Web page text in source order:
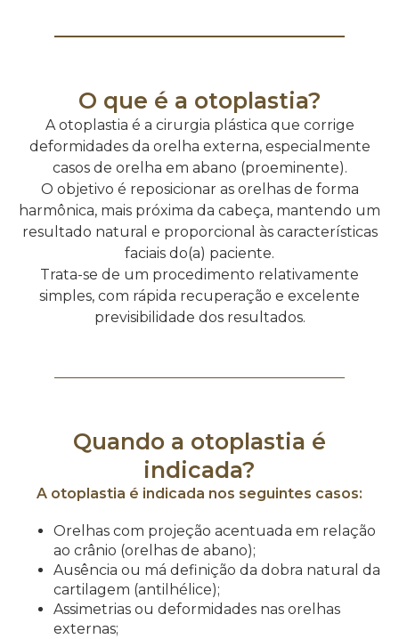
O que é a otoplastia?
A otoplastia é a cirurgia plástica que corrige
deformidades da orelha externa, especialmente
casos de orelha em abano (proeminente).
O objetivo é reposicionar as orelhas de forma
harmônica, mais próxima da cabeça, mantendo um
resultado natural e proporcional às características
faciais do(a) paciente.
Trata-se de um procedimento relativamente
simples, com rápida recuperação e excelente
previsibilidade dos resultados.
Quando a otoplastia é
indicada?
A otoplastia é indicada nos seguintes casos:
Orelhas com projeção acentuada em relação
ao crânio (orelhas de abano);
Ausência ou má definição da dobra natural da
cartilagem (antilhélice);
Assimetrias ou deformidades nas orelhas
externas;